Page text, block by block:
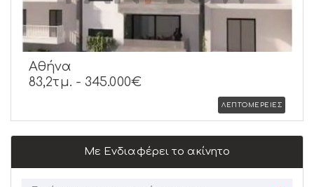
Αθήνα
83,2τμ. - 345.000€
ΛΕΠΤΟΜΕΡΕΙΕΣ
Με Ενδιαφέρει το ακίνητο